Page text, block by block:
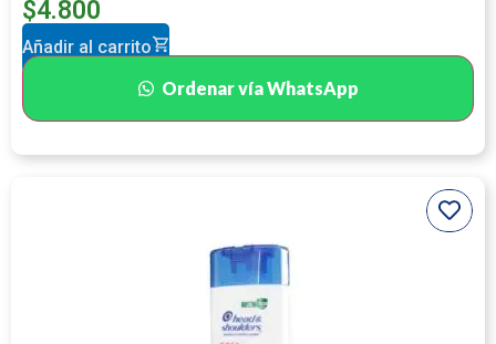
$4.800
Añadir al carrito
Ordenar vía WhatsApp